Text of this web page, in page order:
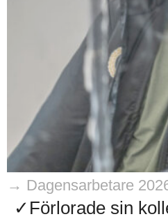
→ Dagensarbetare
✓Förlorade sin